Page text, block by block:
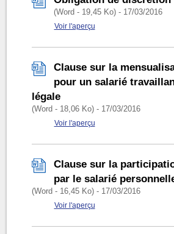
(Word - 19,45 Ko) - 17/03/2016
Voir l'aperçu
Clause sur la
pour un salarié
légale
(Word - 18,06 Ko) - 17/03/2016
Voir l'aperçu
Clause sur la
par le salarié
(Word - 16,45 Ko) - 17/03/2016
Voir l'aperçu